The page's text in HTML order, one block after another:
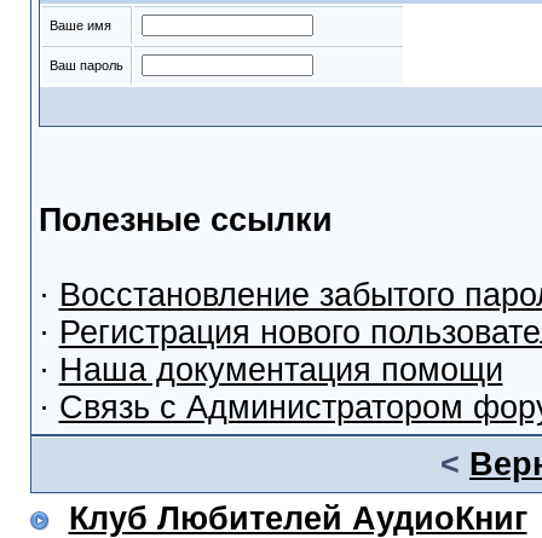
Ваше имя
Ваш пароль
Полезные ссылки
· Восстановление забытого
· Регистрация нового
· Наша документация помощи
· Связь с Администратором
<
Клуб Любителей АудиоКниг